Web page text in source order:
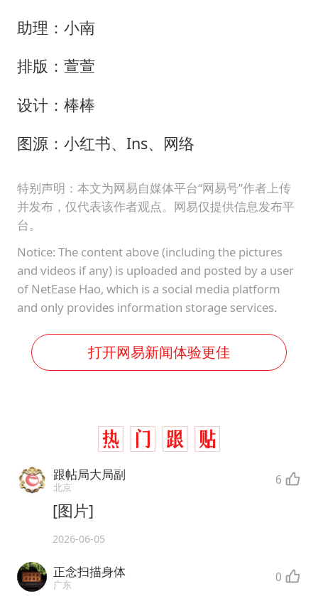
助理：小南
排版：萱萱
设计：棒棒
图源：小红书、Ins、网络
特别声明：本文为网易自媒体平台“网易号”作者上传
并发布，仅代表该作者观点。网易仅提供信息发布平
台。
Notice: The content above (including the pictures
and videos if any) is uploaded and posted by a user
of NetEase Hao, which is a social media platform
and only provides information storage services.
打开网易新闻体验更佳
跟帖局大局副
北京 6
[图片]
2026-06-05
正念扫描身体
广东 0